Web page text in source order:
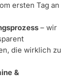
ersten Tag an
– wir
die wirklich zu
&